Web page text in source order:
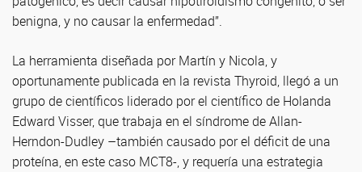
benigna, y no causar la enfermedad”.
La herramienta diseñada por Martín y Nicola, y
oportunamente publicada en la revista Thyroid, llegó a un
grupo de científicos liderado por el científico de Holanda
Edward Visser, que trabaja en el síndrome de Allan-
Herndon-Dudley –también causado por el déficit de una
proteína, en este caso MCT8-, y requería una estrategia